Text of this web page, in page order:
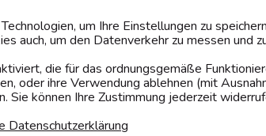
Lieferung
Qualität
Garantie
um Ihre Einstellungen zu
auch, um den Datenverkehr zu messen und
die für das ordnungsgemäße
oder ihre Verwendung ablehnen (mit
Sie können Ihre Zustimmung jederzeit
Datenschutzerklärung